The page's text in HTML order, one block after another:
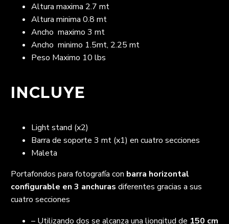
Altura maxima 2.7 mt
Altura minima 0.8 mt
Ancho maximo 3 mt
Ancho minimo 1.5mt, 2.25 mt
Peso Maximo 10 lbs
INCLUYE
Light stand (x2)
Barra de soporte 3 mt (x1) en cuatro secciones
Maleta
Portafondos para fotografía con barra horizontal
configurable en 3 anchuras diferentes gracias a sus
cuatro secciones
– Utilizando dos se alcanza una liongitud de 150 cm